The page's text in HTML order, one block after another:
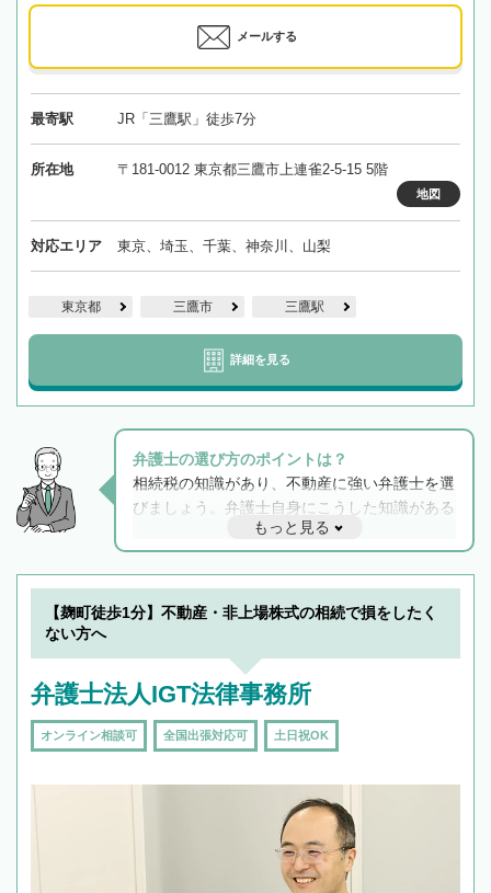
メールする
最寄駅 JR「三鷹駅」徒歩7分
所在地 〒181-0012 東京都三鷹市上連雀2-5-15 5階
地図
対応エリア 東京、埼玉、千葉、神奈川、山梨
東京都 三鷹市 三鷹駅
詳細を見る
弁護士の選び方のポイントは？
相続税の知識があり、不動産に強い弁護士を選
びましょう。弁護士自身にこうした知識がある
と他士業との連携もスムーズに進み、トラブル
解決のみならず相続をトータルで任せることが
できます。また、相続は感情がからむ分野なの
でフィーリングも重要です。実際に電話や面談
もっと見る
【麹町徒歩1分】不動産・非上場株式の相続で損をしたく
ない方へ
弁護士法人IGT法律事務所
オンライン相談可 全国出張対応可 土日祝OK